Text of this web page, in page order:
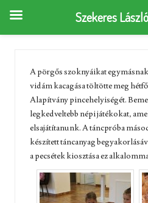
A pörgős szoknyáikat
vidám kacagása töltötte meg
Alapítvány pincehelyiségét.
legkedveltebb népi játékokat,
elsajátítanunk. A táncpróba
készített táncanyag
a pecsétek kiosztása ez
Szekeres